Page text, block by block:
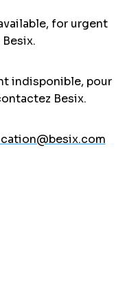
for urgent
indisponible, pour
Besix.